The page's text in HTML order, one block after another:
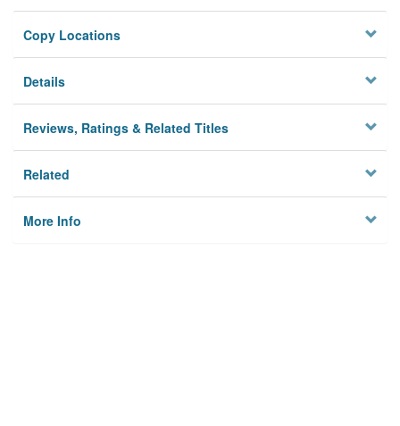
Copy Locations
Details
Reviews, Ratings & Related Titles
Related
More Info